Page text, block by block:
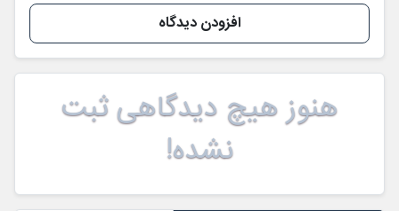
افزودن دیدگاه
هنوز هیچ دیدگاهی ثبت
نشده!